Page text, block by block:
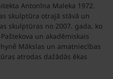
Antonīna Maleka 1972.
skulptūra otrajā stāvā un
skulptūras no 2007. gada, ko
un akadēmiskais
Mākslas un amatniecības
atrodas dažādās ēkas